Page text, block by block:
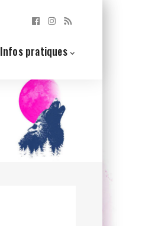
Infos pratiques